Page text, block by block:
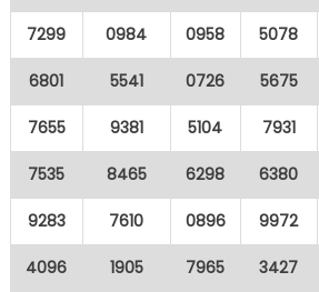
7299 0984 0958 5078
6801 5541 0726 5675
7655 9381 5104 7931
7535 8465 6298 6380
9283 7610 0896 9972
4096 1905 7965 3427